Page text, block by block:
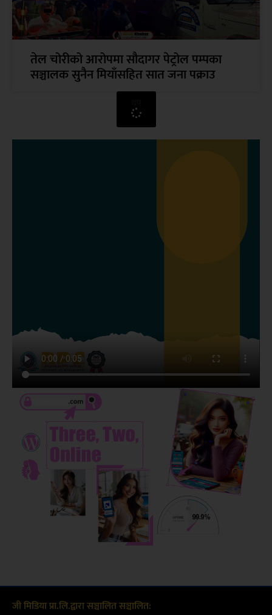
तेल चोरीको आरोपमा सौदागर पेट्रोल पम्पका
सञ्चालक सुनैन मियाँसहित सात जना पक्राउ
जी मिडिया प्रा.लि.द्वारा सञ्चालित सञ्चालित: